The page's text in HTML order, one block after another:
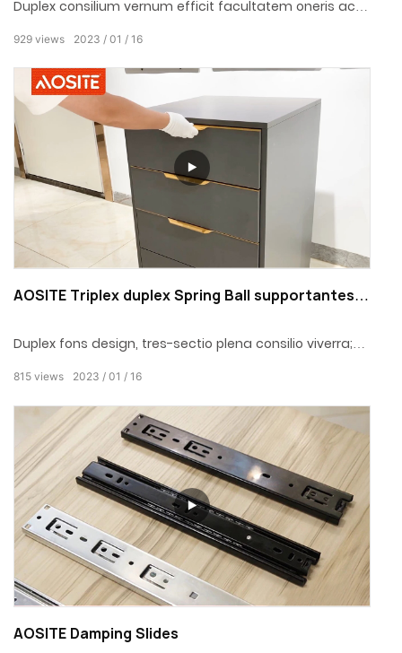
Duplex consilium vernum efficit facultatem oneris ac
repositionis plus providens; 35KG onere ferentem.
2023 01 16
929 views
AOSITE Triplex duplex Spring Ball supportantes
Duplex fons design, tres-sectio plena consilio viverra;
in debilitare systematis technicis patentibus, clausura
quiddam, leve et mutum; Velox disassembly switch,
conveniens perscriptorem institutionem.
2023 01 16
815 views
AOSITE Damping Slides